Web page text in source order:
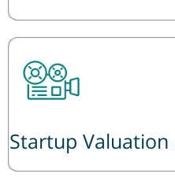
Startup Valuation